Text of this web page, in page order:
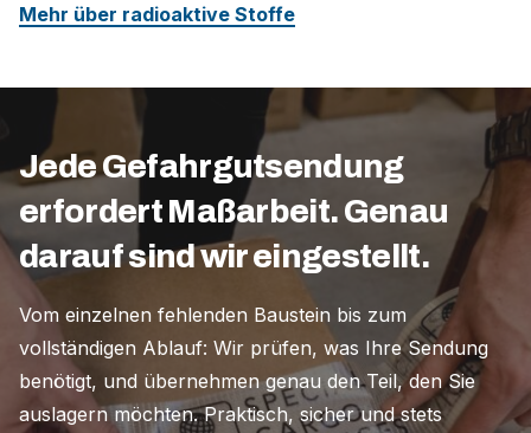
Mehr über radioaktive Stoffe
Jede Gefahrgutsendung
erfordert Maßarbeit. Genau
darauf sind wir eingestellt.
Vom einzelnen fehlenden Baustein bis zum
vollständigen Ablauf: Wir prüfen, was Ihre Sendung
benötigt, und übernehmen genau den Teil, den Sie
auslagern möchten. Praktisch, sicher und stets